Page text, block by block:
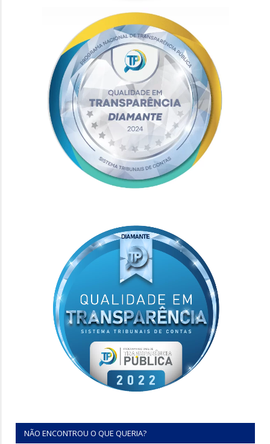
NÃO ENCONTROU O QUE QUERIA?